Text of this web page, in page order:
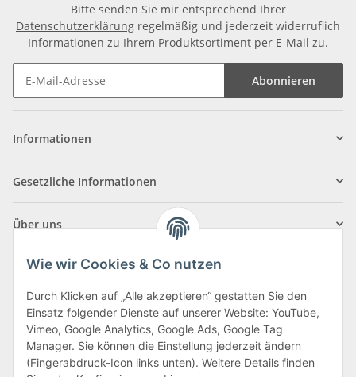
Bitte senden Sie mir entsprechend Ihrer
Datenschutzerklärung regelmäßig und jederzeit widerruflich
Informationen zu Ihrem Produktsortiment per E-Mail zu.
Abonnieren
Informationen
Gesetzliche Informationen
Über uns
Klagenfurter Straße 29
9556 Liebenfels
Wie wir Cookies & Co nutzen
Durch Klicken auf „Alle akzeptieren“ gestatten Sie den
Einsatz folgender Dienste auf unserer Website: YouTube,
Vimeo, Google Analytics, Google Ads, Google Tag
Manager. Sie können die Einstellung jederzeit ändern
(Fingerabdruck-Icon links unten). Weitere Details finden